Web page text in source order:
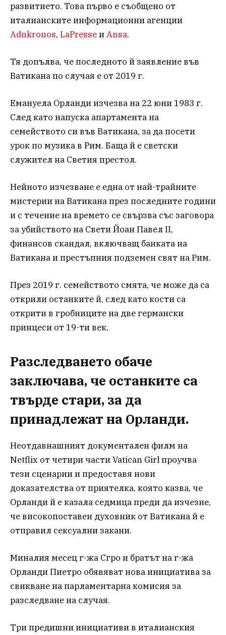
развитието. Това първо е съобщено от
италианските информационни агенции
Adnkronos, LaPresseиAnsa.
Тя допълва, че последното й заявление във
Ватикана по случая е от 2019 г.
Емануела Орланди изчезва на 22 юни 1983 г.
След като напуска апартамента на
семейството си във Ватикана, за да посети
урок по музика в Рим. Баща й е светски
служител на Светия престол.
Нейното изчезване е една от най-трайните
мистерии на Ватикана през последните години
и с течение на времето се свързва със заговора
за убийството на Свети Йоан Павел II,
финансов скандал, включващ банката на
Ватикана и престъпния подземен свят на Рим.
През 2019 г. семейството смята, че може да са
открили останките й, след като кости са
открити в гробниците на две германски
принцеси от 19-ти век.
Разследването обаче
заключава, че останките са
твърде стари, за да
принадлежат на Орланди.
Неотдавнашният документален филм на
Netflix от четири части Vatican Girl проучва
тези сценарии и предоставя нови
доказателства от приятелка, която казва, че
Орланди й е казала седмица преди да изчезне,
че високопоставен духовник от Ватикана й е
отправил сексуални закани.
Миналия месец г-жа Сгро и братът на г-жа
Орланди Пиетро обявяват нова инициатива за
свикване на парламентарна комисия за
разследване на случая.
Три предишни инициативи в италианския